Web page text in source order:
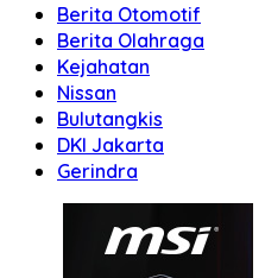
Berita Otomotif
Berita Olahraga
Kejahatan
Nissan
Bulutangkis
DKI Jakarta
Gerindra